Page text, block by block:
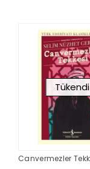
Tükendi
Canvermezler